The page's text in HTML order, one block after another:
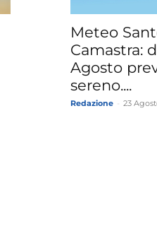
Meteo
Camastra:
Agosto
sereno....
Redazione 23